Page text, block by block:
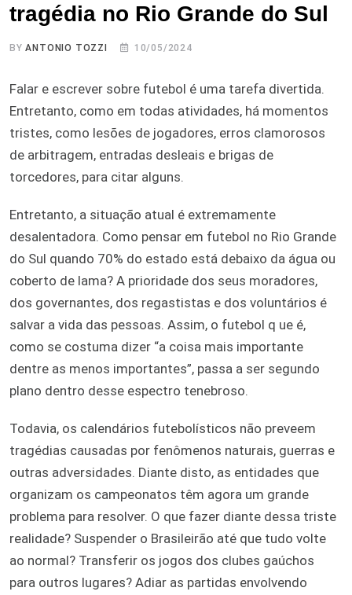
tragédia no Rio Grande do Sul
BYANTONIO TOZZI 10/05/2024
Falar e escrever sobre futebol é uma tarefa divertida.
Entretanto, como em todas atividades, há momentos
tristes, como lesões de jogadores, erros clamorosos
de arbitragem, entradas desleais e brigas de
torcedores, para citar alguns.
Entretanto, a situação atual é extremamente
desalentadora. Como pensar em futebol no Rio Grande
do Sul quando 70% do estado está debaixo da água ou
coberto de lama? A prioridade dos seus moradores,
dos governantes, dos regastistas e dos voluntários é
salvar a vida das pessoas. Assim, o futebol q ue é,
como se costuma dizer “a coisa mais importante
dentre as menos importantes”, passa a ser segundo
plano dentro desse espectro tenebroso.
Todavia, os calendários futebolísticos não preveem
tragédias causadas por fenômenos naturais, guerras e
outras adversidades. Diante disto, as entidades que
organizam os campeonatos têm agora um grande
problema para resolver. O que fazer diante dessa triste
realidade? Suspender o Brasileirão até que tudo volte
ao normal? Transferir os jogos dos clubes gaúchos
para outros lugares? Adiar as partidas envolvendo